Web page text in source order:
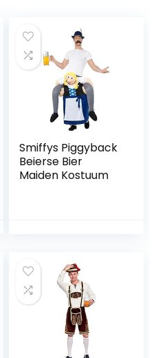
Smiffys Piggyback
Beierse Bier
Maiden Kostuum